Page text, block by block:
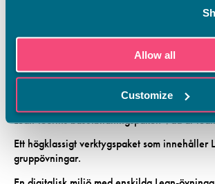
Allow all
Customize
digitaliska användningen och öka varje
färdigheter i samarbete på internationell
Ett högklassigt utbildningspaket, i vilket det
projektkomanjonerna har utprövat
Lean-teorins basutbildningspaket. Vad är
Ett högklassigt verktygspaket som innehåller
gruppövningar.